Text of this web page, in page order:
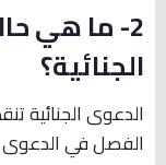
2- ما هي
الجنائية؟
الدعوى الجنائية
الفصل في الدعوى